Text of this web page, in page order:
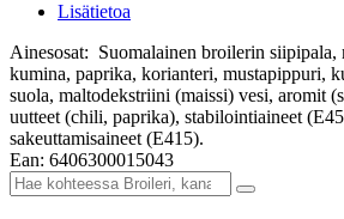
Lisätietoa
Ainesosat: Suomalainen broilerin siipipala,
kumina, paprika, korianteri, mustapippuri,
suola, maltodekstriini (maissi) vesi, aromit
uutteet (chili, paprika), stabilointiaineet
sakeuttamisaineet (E415).
Ean: 6406300015043